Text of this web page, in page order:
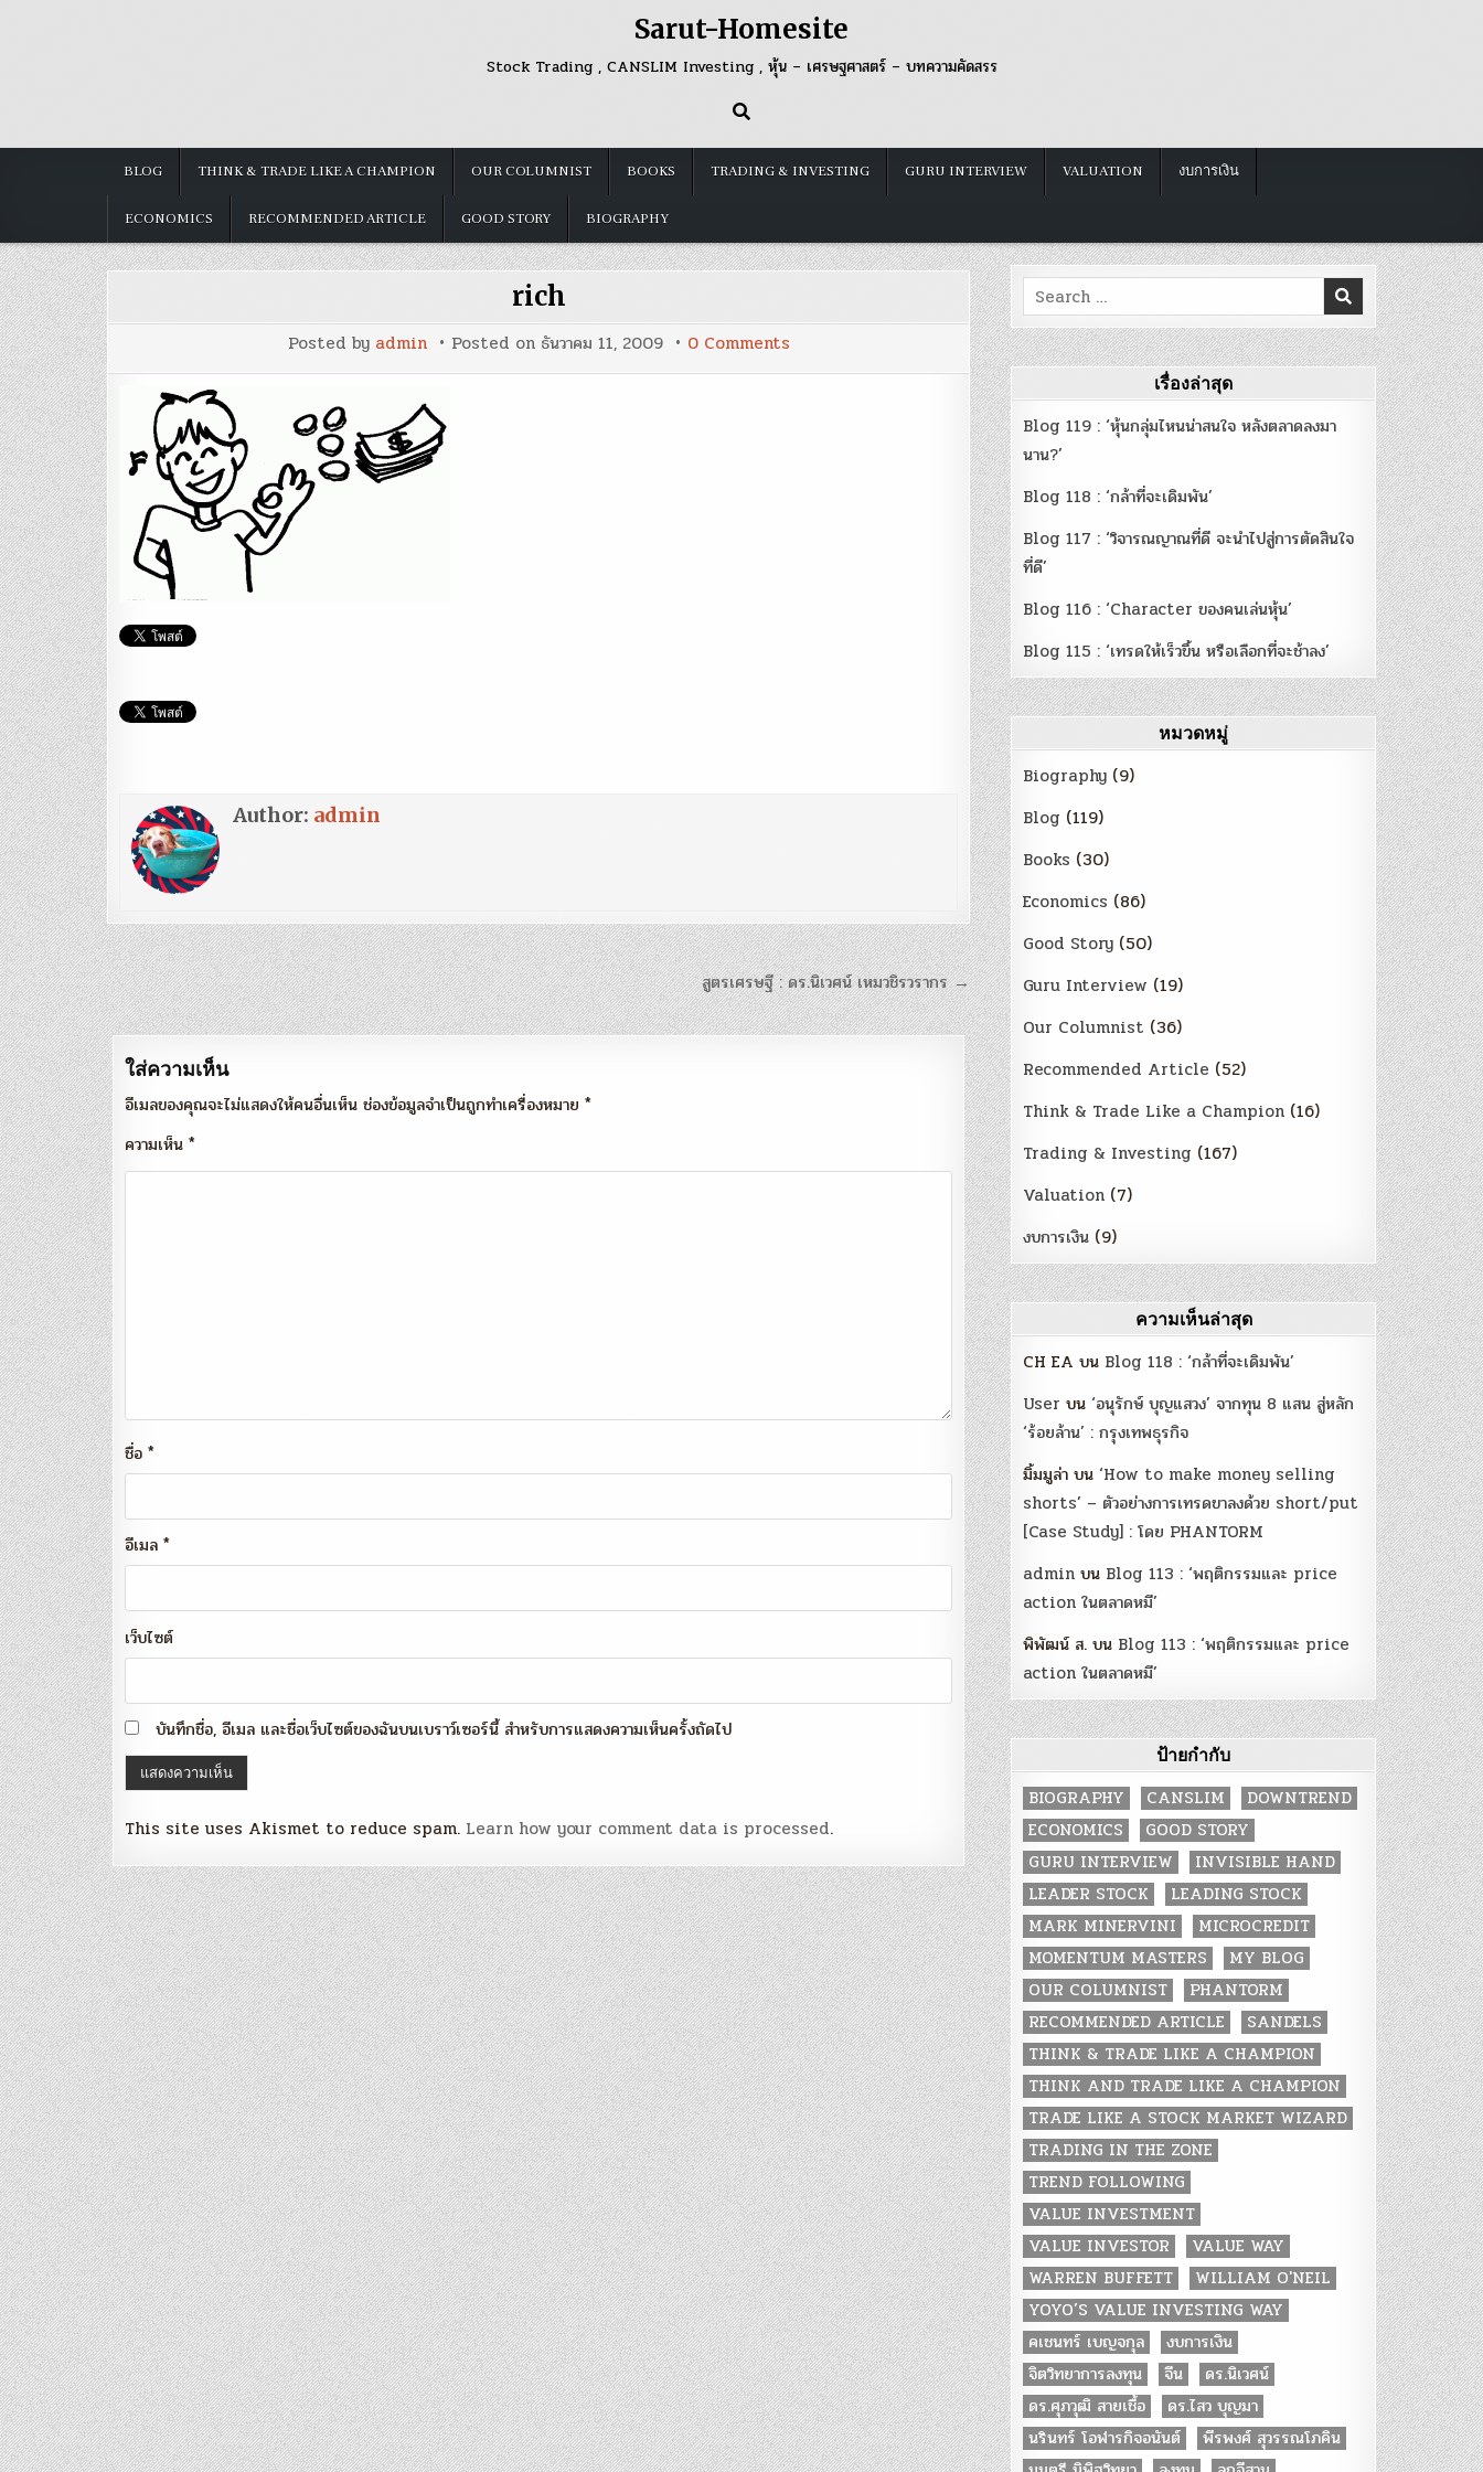
Sarut-Homesite
Stock Trading , CANSLIM Investing , หุ้น – เศรษฐศาสตร์ – บทความคัดสรร
BLOG THINK & TRADE LIKE A CHAMPION OUR COLUMNIST BOOKS TRADING & INVESTING GURU INTERVIEW VALUATION งบการเงิน
ECONOMICS RECOMMENDED ARTICLE GOOD STORY BIOGRAPHY
rich
Posted by admin Posted on ธันวาคม 11, 2009 0 Commentson
Author: admin
แนะแนว
เรื่อง
สูตรเศรษฐี : ดร.นิเวศน์ เหมวชิรวรากร →
ใส่ความเห็น
อีเมลของคุณจะไม่แสดงให้คนอื่นเห็น ช่องข้อมูลจำเป็นถูกทำเครื่องหมาย *
ความเห็น *
ชื่อ *
อีเมล *
เว็บไซต์
บันทึกชื่อ, อีเมล และชื่อเว็บไซต์ของฉันบนเบราว์เซอร์นี้ สำหรับการแสดงความเห็นครั้งถัดไป
This site uses Akismet to reduce spam. Learn how your comment data is processed.
Search
for:
เรื่องล่าสุด
Blog 119 : ‘หุ้นกลุ่มไหนน่าสนใจ หลังตลาดลงมา
นาน?’
Blog 118 : ‘กล้าที่จะเดิมพัน’
Blog 117 : ‘วิจารณญาณที่ดี จะนำไปสู่การตัดสินใจ
ที่ดี’
Blog 116 : ‘Character ของคนเล่นหุ้น’
Blog 115 : ‘เทรดให้เร็วขึ้น หรือเลือกที่จะช้าลง’
หมวดหมู่
Biography (9)
Blog (119)
Books (30)
Economics (86)
Good Story (50)
Guru Interview (19)
Our Columnist (36)
Recommended Article (52)
Think & Trade Like a Champion (16)
Trading & Investing (167)
Valuation (7)
งบการเงิน (9)
ความเห็นล่าสุด
CH EA บน Blog 118 : ‘กล้าที่จะเดิมพัน’
User บน‘อนุรักษ์ บุญแสวง’ จากทุน 8 แสน สู่หลัก
‘ร้อยล้าน’ : กรุงเทพธุรกิจ
มิ้มมูล่า บน‘How to make money selling
shorts’ – ตัวอย่างการเทรดขาลงด้วย short/put
[Case Study] : โดย PHANTORM
admin บน Blog 113 : ‘พฤติกรรมและ price
action ในตลาดหมี’
พิพัฒน์ ส. บน Blog 113 : ‘พฤติกรรมและ price
action ในตลาดหมี’
ป้ายกำกับ
BIOGRAPHY CANSLIM
DOWNTREND
ECONOMICS
GOOD STORY
GURU INTERVIEW
INVISIBLE HAND
LEADER STOCK
LEADING STOCK
MARK MINERVINI
MICROCREDIT
MOMENTUM MASTERS
MY BLOG
OUR COLUMNIST
PHANTORM
RECOMMENDED ARTICLE
SANDELS
THINK & TRADE LIKE A CHAMPION
THINK AND TRADE LIKE A CHAMPION
TRADE LIKE A STOCK MARKET WIZARD
TRADING IN THE ZONE
TREND FOLLOWING
VALUE INVESTMENT
VALUE INVESTOR
VALUE WAY
WARREN BUFFETT
WILLIAM O'NEIL
YOYO’S VALUE INVESTING WAY
คเชนทร์ เบญจกุล
งบการเงิน
จิตวิทยาการลงทุน
จีน
ดร.นิเวศน์
ดร.ศุภวุฒิ สายเชื้อ
ดร.ไสว บุญมา
นรินทร์ โอฬารกิจอนันต์
พีรพงศ์ สุวรรณโภคิน